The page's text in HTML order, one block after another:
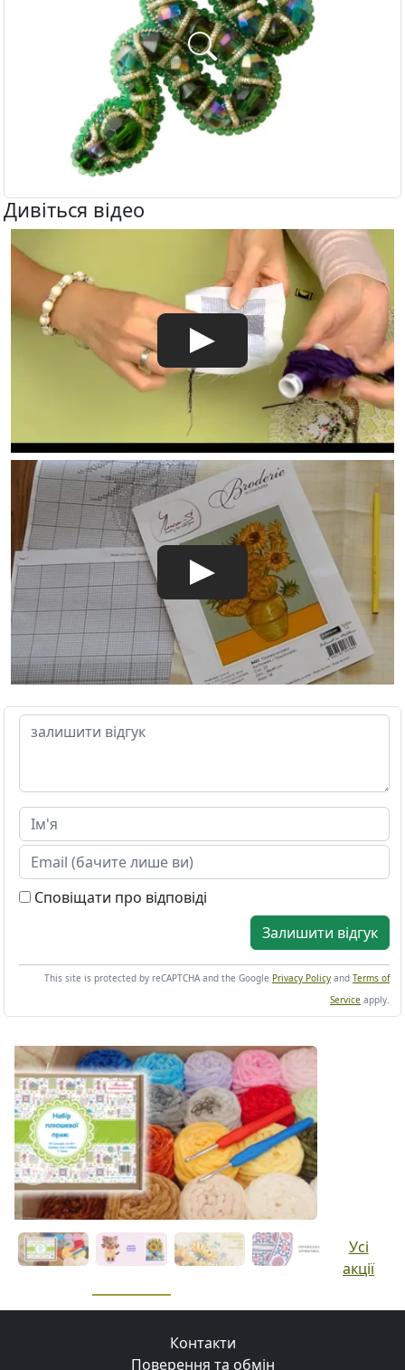
Дивіться відео
Сповіщати про відповіді
Залишити відгук
This site is protected by reCAPTCHA and the Google Privacy Policy and Terms of
Service apply.
Previous
Усі
акції
Контакти
Поверення та обмін